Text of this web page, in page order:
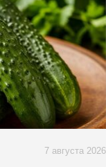
7 августа 2026